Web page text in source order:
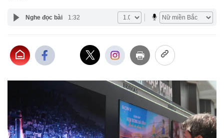
Nghe đọc bài 1:32